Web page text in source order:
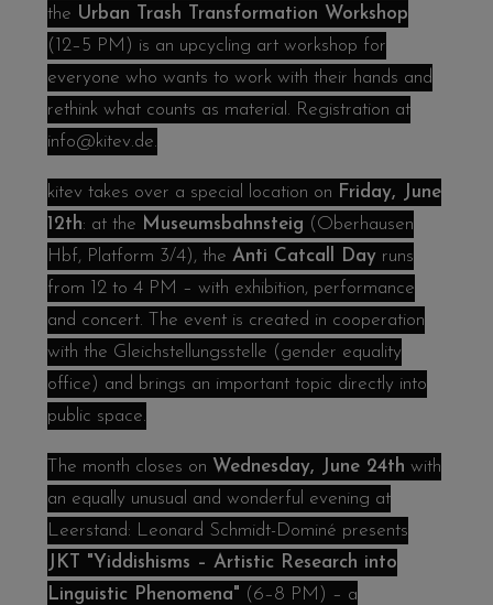
the Urban Trash Transformation Workshop
(12–5 PM) is an upcycling art workshop for
everyone who wants to work with their hands and
rethink what counts as material. Registration at
info@kitev.de.
kitev takes over a special location on Friday, June
12th: at the Museumsbahnsteig (Oberhausen
Hbf, Platform 3/4), the Anti Catcall Dayruns
from 12 to 4 PM – with exhibition, performance
and concert. The event is created in cooperation
with the Gleichstellungsstelle (gender equality
office) and brings an important topic directly into
public space.
The month closes on Wednesday, June 24th with
an equally unusual and wonderful evening at
Leerstand: Leonard Schmidt-Dominé presents
JKT "Yiddishisms – Artistic Research into
Linguistic Phenomena" (6–8 PM) – a